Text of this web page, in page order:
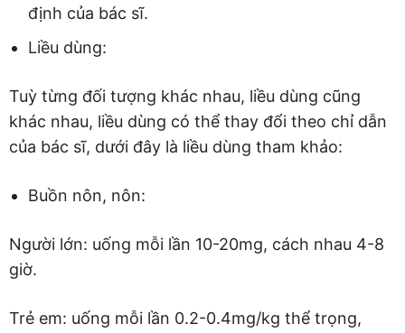
định của bác sĩ.
Liều dùng:
Tuỳ từng đối tượng khác nhau, liều dùng cũng
khác nhau, liều dùng có thể thay đổi theo chỉ dẫn
của bác sĩ, dưới đây là liều dùng tham khảo:
Buồn nôn, nôn:
Người lớn: uống mỗi lần 10-20mg, cách nhau 4-8
giờ.
Trẻ em: uống mỗi lần 0.2-0.4mg/kg thể trọng,